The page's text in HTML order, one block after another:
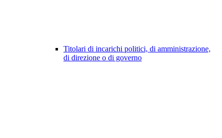
Titolari di incarichi politici, di amministrazione,
di direzione o di governo